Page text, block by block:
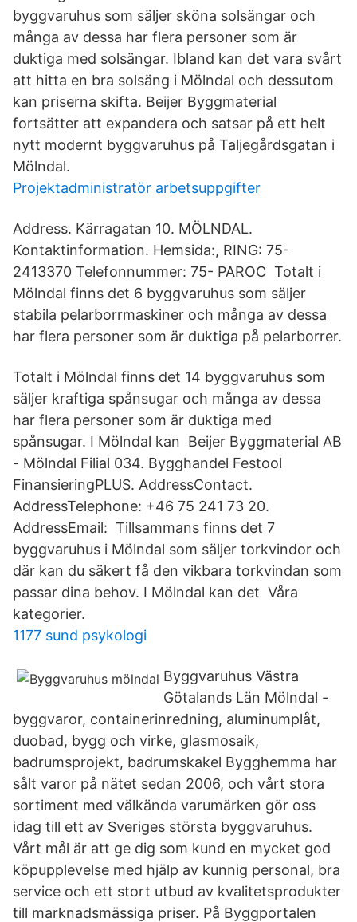
byggvaruhus som säljer sköna solsängar och
många av dessa har flera personer som är
duktiga med solsängar. Ibland kan det vara svårt
att hitta en bra solsäng i Mölndal och dessutom
kan priserna skifta. Beijer Byggmaterial
fortsätter att expandera och satsar på ett helt
nytt modernt byggvaruhus på Taljegårdsgatan i
Mölndal.
Projektadministratör arbetsuppgifter
Address. Kärragatan 10. MÖLNDAL.
Kontaktinformation. Hemsida:, RING: 75-
2413370 Telefonnummer: 75- PAROC Totalt i
Mölndal finns det 6 byggvaruhus som säljer
stabila pelarborrmaskiner och många av dessa
har flera personer som är duktiga på pelarborrer.
Totalt i Mölndal finns det 14 byggvaruhus som
säljer kraftiga spånsugar och många av dessa
har flera personer som är duktiga med
spånsugar. I Mölndal kan Beijer Byggmaterial AB
- Mölndal Filial 034. Bygghandel Festool
FinansieringPLUS. AddressContact.
AddressTelephone: +46 75 241 73 20.
AddressEmail: Tillsammans finns det 7
byggvaruhus i Mölndal som säljer torkvindor och
där kan du säkert få den vikbara torkvindan som
passar dina behov. I Mölndal kan det Våra
kategorier.
1177 sund psykologi
Byggvaruhus Västra
Götalands Län Mölndal -
byggvaror, containerinredning, aluminumplåt,
duobad, bygg och virke, glasmosaik,
badrumsprojekt, badrumskakel Bygghemma har
sålt varor på nätet sedan 2006, och vårt stora
sortiment med välkända varumärken gör oss
idag till ett av Sveriges största byggvaruhus.
Vårt mål är att ge dig som kund en mycket god
köpupplevelse med hjälp av kunnig personal, bra
service och ett stort utbud av kvalitetsprodukter
till marknadsmässiga priser. På Byggportalen